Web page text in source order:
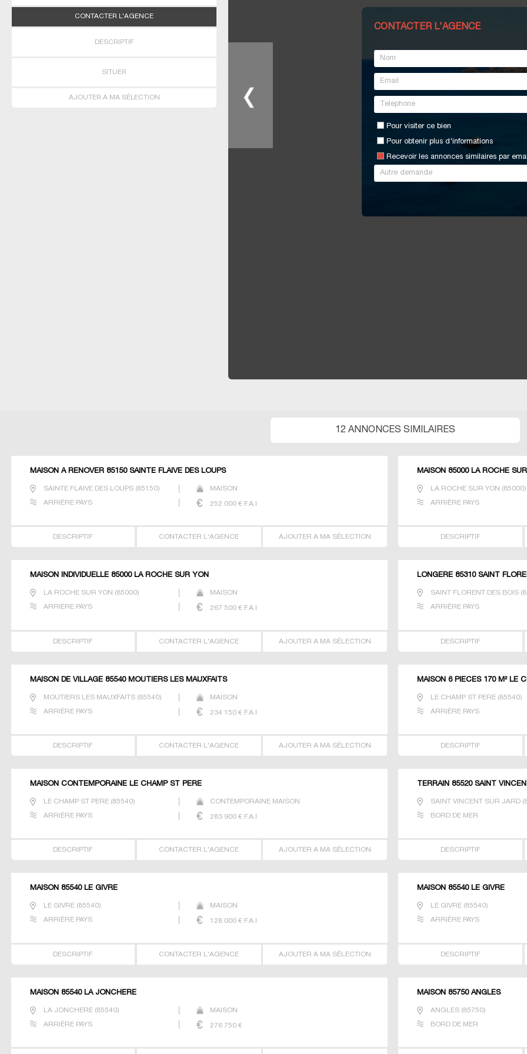
CONTACTER L'AGENCE
DESCRIPTIF
SITUER
AJOUTER A MA SÉLECTION
CONTACTER L'AGENCE
Pour visiter ce bien
Pour obtenir plus d'informations
Recevoir les annonces similaires par
12 ANNONCES SIMILAIRES
MAISON À RÉNOVER 85150 SAINTE FLAIVE DES LOUPS
SAINTE FLAIVE DES LOUPS(85150) MAISON
ARRIÈRE PAYS 252 000€ F.A.I
DESCRIPTIF CONTACTER L'AGENCE AJOUTER A MA SÉLECTION
MAISON 85000 LA ROCHE
LA ROCHE SUR YON (85000)
ARRIÈRE PAYS
DESCRIPTIF
MAISON INDIVIDUELLE 85000 LA ROCHE SUR YON
LA ROCHE SUR YON (85000) MAISON
ARRIÈRE PAYS 267 500€ F.A.I
DESCRIPTIF CONTACTER L'AGENCE AJOUTER A MA SÉLECTION
LONGERE 85310 SAINT
SAINT FLORENT DES BOIS (
ARRIÈRE PAYS
DESCRIPTIF
MAISON DE VILLAGE 85540 MOUTIERS LES MAUXFAITS
MOUTIERS LES MAUXFAITS(85540) MAISON
ARRIÈRE PAYS 234 150€ F.A.I
DESCRIPTIF CONTACTER L'AGENCE AJOUTER A MA SÉLECTION
MAISON 6 PIECES 170 M² LE
LE CHAMP ST PERE (85540)
ARRIÈRE PAYS
DESCRIPTIF
MAISON CONTEMPORAINE LE CHAMP ST PERE
LE CHAMP ST PERE(85540) CONTEMPORAINE MAISON
ARRIÈRE PAYS 283 900€ F.A.I
DESCRIPTIF CONTACTER L'AGENCE AJOUTER A MA SÉLECTION
TERRAIN 85520 SAINT
SAINT VINCENT SUR JARD (
BORD DE MER
DESCRIPTIF
MAISON 85540 LE GIVRE
LE GIVRE(85540) MAISON
ARRIÈRE PAYS 128 000€ F.A.I
DESCRIPTIF CONTACTER L'AGENCE AJOUTER A MA SÉLECTION
MAISON 85540 LE GIVRE
LE GIVRE (85540)
ARRIÈRE PAYS
DESCRIPTIF
MAISON 85540 LA JONCHERE
LA JONCHERE(85540) MAISON
ARRIÈRE PAYS 276 750€
MAISON 85750 ANGLES
ANGLES (85750)
BORD DE MER